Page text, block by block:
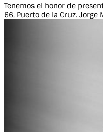
Tenemos el honor de
66, Puerto de la Cruz. Jorge